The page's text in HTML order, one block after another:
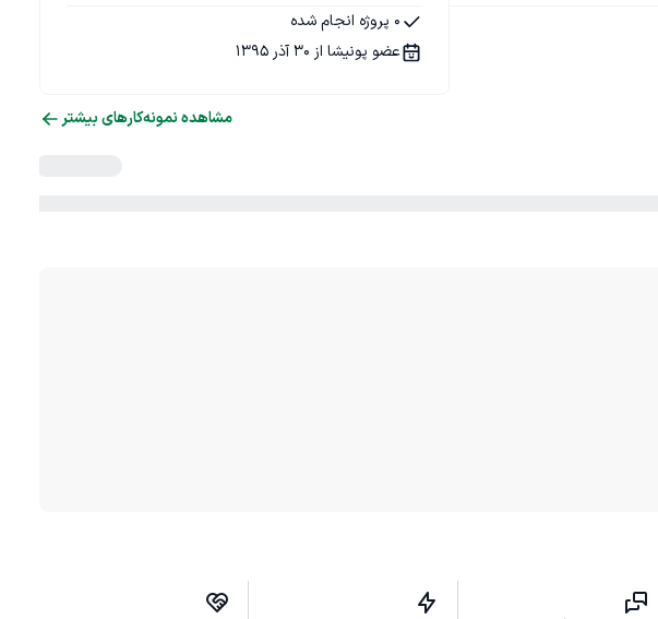
0 پروژه انجام شده
عضو پونیشا از 30 آذر 1395
مشاهده نمونه‌کارهای بیشتر